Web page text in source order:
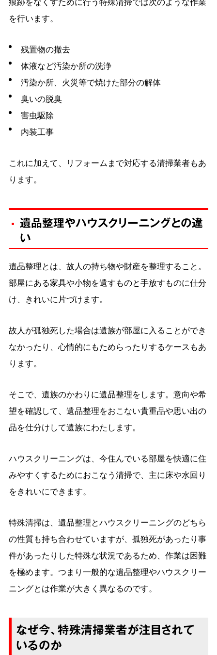
を行います。
残置物の撤去
体液など汚染か所の洗浄
汚染か所、火災等で焼けた部分の解体
臭いの脱臭
害虫駆除
内装工事
これに加えて、リフォームまで対応する清掃業者もあ
ります。
遺品整理やハウスクリーニングとの違
い
遺品整理とは、故人の持ち物や財産を整理すること。
部屋にある家具や小物を遺すものと手放すものに仕分
け、きれいに片づけます。
故人が孤独死した場合は遺族が部屋に入ることができ
なかったり、心情的にもためらったりするケースもあ
ります。
そこで、遺族のかわりに遺品整理をします。意向や希
望を確認して、遺品整理をおこない貴重品や思い出の
品を仕分けして遺族にわたします。
ハウスクリーニングは、今住んでいる部屋を快適に住
みやすくするためにおこなう清掃で、主に床や水回り
をきれいにできます。
特殊清掃は、遺品整理とハウスクリーニングのどちら
の性質も持ち合わせていますが、孤独死があったり事
件があったりした特殊な状況であるため、作業は困難
を極めます。つまり一般的な遺品整理やハウスクリー
ニングとは作業が大きく異なるのです。
なぜ今、特殊清掃業者が注目されて
いるのか